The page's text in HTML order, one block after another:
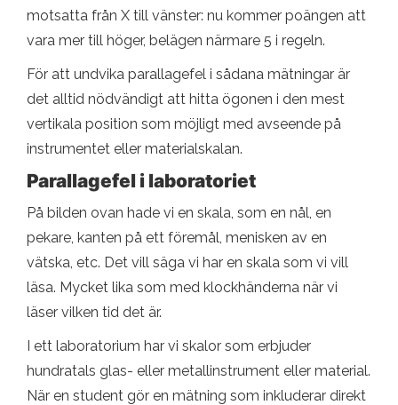
motsatta från X till vänster: nu kommer poängen att
vara mer till höger, belägen närmare 5 i regeln.
För att undvika parallagefel i sådana mätningar är
det alltid nödvändigt att hitta ögonen i den mest
vertikala position som möjligt med avseende på
instrumentet eller materialskalan.
Parallagefel i laboratoriet
På bilden ovan hade vi en skala, som en nål, en
pekare, kanten på ett föremål, menisken av en
vätska, etc. Det vill säga vi har en skala som vi vill
läsa. Mycket lika som med klockhänderna när vi
läser vilken tid det är.
I ett laboratorium har vi skalor som erbjuder
hundratals glas- eller metallinstrument eller material.
När en student gör en mätning som inkluderar direkt